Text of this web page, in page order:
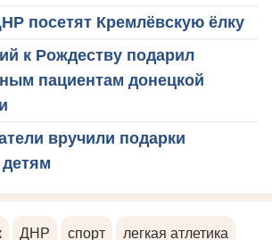
посетят Кремлёвскую ёлку
к Рождеству подарил
пациентам донецкой
вручили подарки
ДНР спорт легкая атлетика